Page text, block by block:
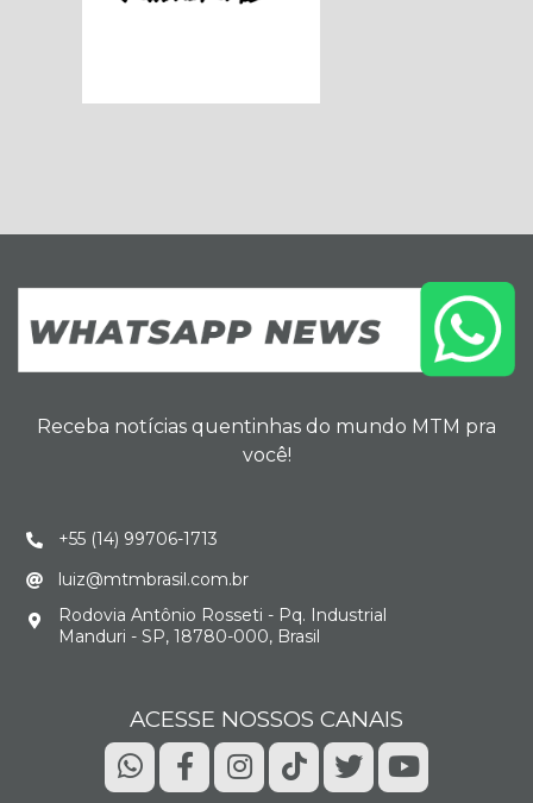
Receba notícias quentinhas do mundo MTM pra
você!
+55 (14) 99706-1713
luiz@mtmbrasil.com.br
Rodovia Antônio Rosseti - Pq. Industrial
Manduri - SP, 18780-000, Brasil
ACESSE NOSSOS CANAIS